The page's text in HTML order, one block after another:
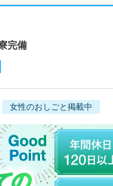
完備
女性のおしごと掲載中